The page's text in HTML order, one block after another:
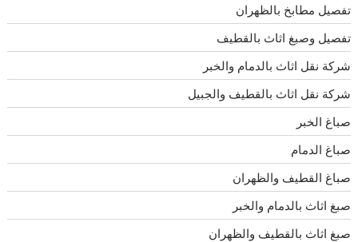
تفصيل مطابخ بالظهران
تفصيل وصبغ اثاث بالقطيف
شركة نقل اثاث بالدمام والخبر
شركة نقل اثاث بالقطيف والجبيل
صباغ الخبر
صباغ الدمام
صباغ القطيف والظهران
صبغ اثاث بالدمام والخبر
صبغ اثاث بالقطيف والظهران